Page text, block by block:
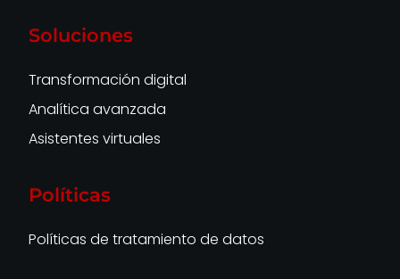
Soluciones
Transformación digital
Analítica avanzada
Asistentes virtuales
Políticas
Políticas de tratamiento de datos